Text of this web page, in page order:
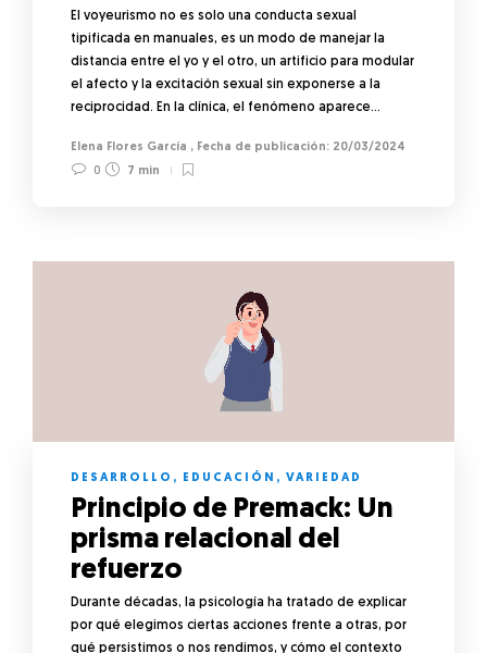
El voyeurismo no es solo una conducta sexual
tipificada en manuales, es un modo de manejar la
distancia entre el yo y el otro, un artificio para modular
el afecto y la excitación sexual sin exponerse a la
reciprocidad. En la clínica, el fenómeno aparece…
Elena Flores García ,
20/03/2024
0
7 min
DESARROLLO , EDUCACIÓN , VARIEDAD
Principio de Premack: Un
prisma relacional del
refuerzo
Durante décadas, la psicología ha tratado de explicar
por qué elegimos ciertas acciones frente a otras, por
qué persistimos o nos rendimos, y cómo el contexto